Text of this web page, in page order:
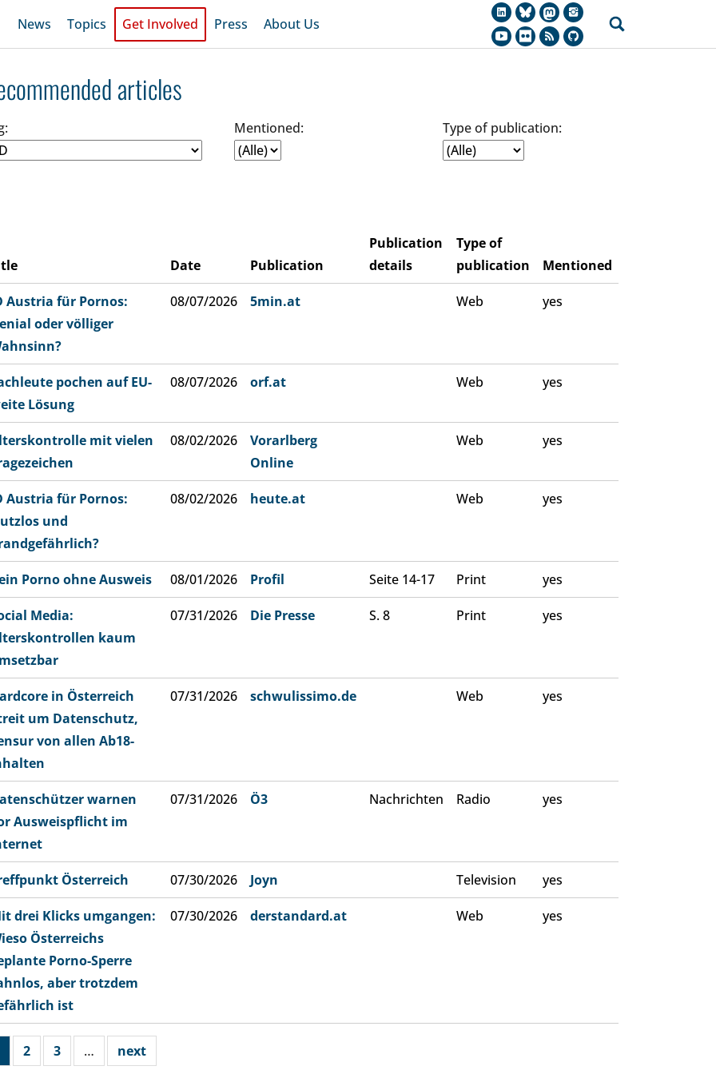
News Topics Get Involved Press About Us
articles
Mentioned: Type of publication:
Date Publication
Publication
details
Type of
publication
Mentioned
Austria für Pornos:
oder völliger
08/07/2026 5min.at Web yes
pochen auf EU-
Lösung
08/07/2026 orf.at Web yes
mit vielen
08/02/2026
Vorarlberg
Online
Web yes
Austria für Pornos:
und
08/02/2026 heute.at Web yes
Porno ohne Ausweis 08/01/2026 Profil Seite 14-17 Print yes
Media:
kaum
07/31/2026 Die Presse S. 8 Print yes
in Österreich
um Datenschutz,
von allen Ab18-
07/31/2026 schwulissimo.de Web yes
warnen
Ausweispflicht im
07/31/2026 Ö3 Nachrichten Radio yes
Österreich 07/30/2026 Joyn Television yes
drei Klicks umgangen:
Österreichs
Porno-Sperre
aber trotzdem
ist
07/30/2026 derstandard.at Web yes
2 3 … next